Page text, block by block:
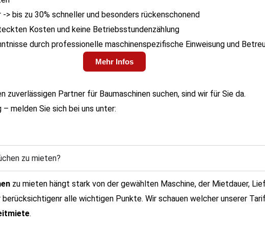
bis zu 30% schneller und besonders rückenschonend
Kosten und keine Betriebsstundenzählung
durch professionelle maschinenspezifische Einweisung und
Mehr Infos
zuverlässigen Partner für Baumaschinen suchen, sind wir für Sie da.
melden Sie sich bei uns unter:
zu mieten?
zu mieten hängt stark von der gewählten Maschine, der Mietdauer,
berücksichtigenr alle wichtigen Punkte. Wir schauen welcher unserer
.